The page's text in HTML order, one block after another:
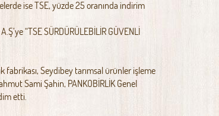
ise TSE, yüzde 25 oranında indirim
“TSE SÜRDÜRÜLEBİLİR GÜVENLİ
fabrikası, Seydibey tarımsal ürünler işleme
Sami Şahin, PANKOBİRLİK Genel
etti.